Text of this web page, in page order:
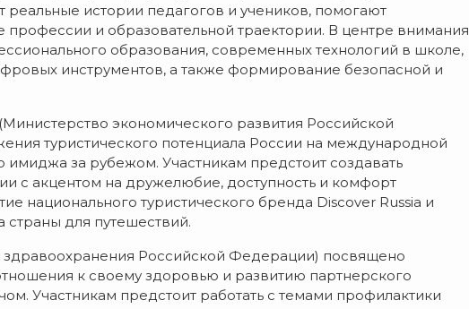
истории педагогов и учеников, помогают
и образовательной траектории. В центре внимания
образования, современных технологий в школе,
инструментов, а также формирование безопасной и
экономического развития Российской
туристического потенциала России на международной
за рубежом. Участникам предстоит создавать
с акцентом на дружелюбие, доступность и комфорт
национального туристического бренда Discover Russia и
для путешествий.
Российской Федерации) посвящено
к своему здоровью и развитию партнерского
Участникам предстоит работать с темами профилактики